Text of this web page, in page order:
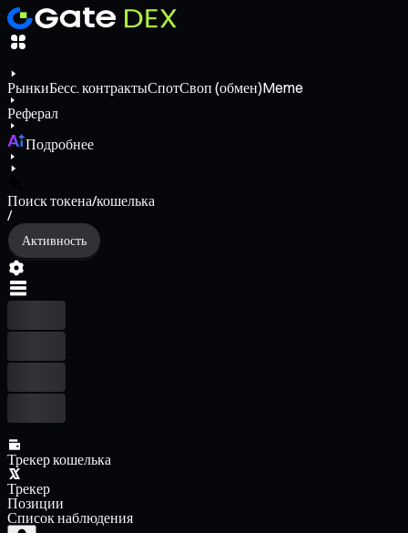
РынкиБесс. контрактыСпотСвоп (обмен)Meme
Реферал
Подробнее
Поиск токена/кошелька
/
Активность
Трекер кошелька
Трекер
Позиции
Список наблюдения